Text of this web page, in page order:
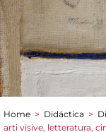
Home > Didáctica >
arti visive, letteratura,